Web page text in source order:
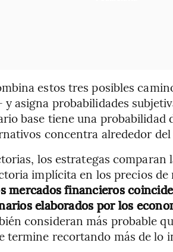
estos tres posibles
asigna probabilidades
base tiene una probabilidad
concentra alrededor del
los estrategas comparan
implícita en los precios
mercados financieros
elaborados por los
consideran más probable
termine recortando más de lo